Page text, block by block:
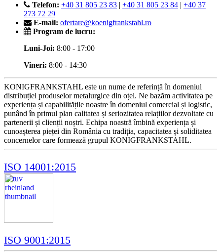
Telefon: +40 31 805 23 83 | +40 31 805 23 84 | +40 37
273 72 29
E-mail: ofertare@koenigfrankstahl.ro
Program de lucru:
Luni-Joi: 8:00 - 17:00
Vineri: 8:00 - 14:30
KONIGFRANKSTAHL este un nume de referință în domeniul
distribuției produselor metalurgice din oțel. Ne bazăm activitatea pe
experiența și capabilitățile noastre în domeniul comercial și logistic,
punând în primul plan calitatea și seriozitatea relațiilor dezvoltate cu
partenerii și clienții noștri. Echipa noastră îmbină experiența și
cunoașterea pieței din România cu tradiția, capacitatea și soliditatea
concernelor care formează grupul KONIGFRANKSTAHL.
ISO 14001:2015
ISO 9001:2015